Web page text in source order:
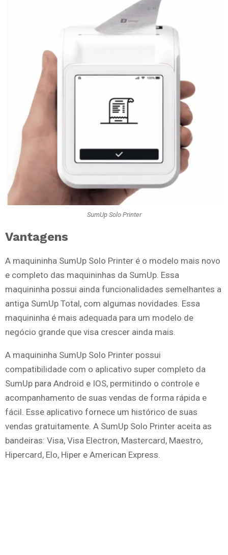
SumUp Solo Printer
Vantagens
A maquininha SumUp Solo Printer é o modelo mais novo
e completo das maquininhas da SumUp. Essa
maquininha possui ainda funcionalidades semelhantes a
antiga SumUp Total, com algumas novidades. Essa
maquininha é mais adequada para um modelo de
negócio grande que visa crescer ainda mais.
A maquininha SumUp Solo Printer possui
compatibilidade com o aplicativo super completo da
SumUp para Android e IOS, permitindo o controle e
acompanhamento de suas vendas de forma rápida e
fácil. Esse aplicativo fornece um histórico de suas
vendas gratuitamente. A SumUp Solo Printer aceita as
bandeiras: Visa, Visa Electron, Mastercard, Maestro,
Hipercard, Elo, Hiper e American Express.